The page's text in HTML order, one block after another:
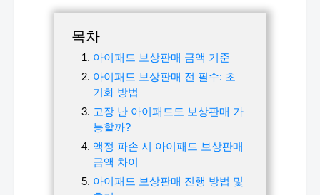
목차
아이패드 보상판매 금액 기준
아이패드 보상판매 전 필수: 초
기화 방법
고장 난 아이패드도 보상판매 가
능할까?
액정 파손 시 아이패드 보상판매
금액 차이
아이패드 보상판매 진행 방법 및